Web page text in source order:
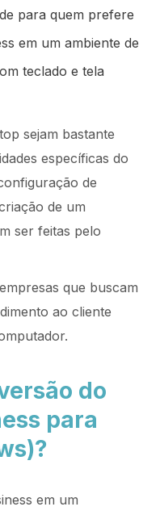
para quem prefere
em um ambiente de
teclado e tela
sejam bastante
específicas do
de
de um
ser feitas pelo
que buscam
ao cliente
do
para
em um